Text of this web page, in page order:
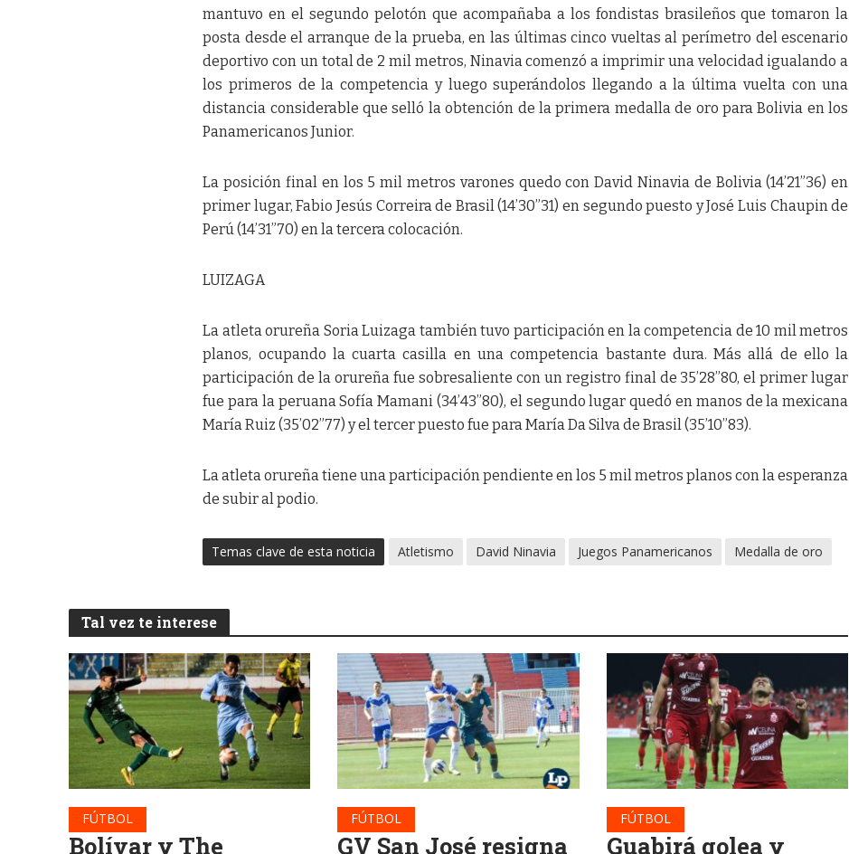
mantuvo en el segundo pelotón que acompañaba a los fondistas brasileños que tomaron la
posta desde el arranque de la prueba, en las últimas cinco vueltas al perímetro del escenario
deportivo con un total de 2 mil metros, Ninavia comenzó a imprimir una velocidad igualando a
los primeros de la competencia y luego superándolos llegando a la última vuelta con una
distancia considerable que selló la obtención de la primera medalla de oro para Bolivia en los
Panamericanos Junior.
La posición final en los 5 mil metros varones quedo con David Ninavia de Bolivia (14’21”36) en
primer lugar, Fabio Jesús Correira de Brasil (14’30”31) en segundo puesto y José Luis Chaupin de
Perú (14’31”70) en la tercera colocación.
LUIZAGA
La atleta orureña Soria Luizaga también tuvo participación en la competencia de 10 mil metros
planos, ocupando la cuarta casilla en una competencia bastante dura. Más allá de ello la
participación de la orureña fue sobresaliente con un registro final de 35’28”80, el primer lugar
fue para la peruana Sofía Mamani (34’43”80), el segundo lugar quedó en manos de la mexicana
María Ruiz (35’02”77) y el tercer puesto fue para María Da Silva de Brasil (35’10”83).
La atleta orureña tiene una participación pendiente en los 5 mil metros planos con la esperanza
de subir al podio.
Temas clave de esta noticia Atletismo David Ninavia Juegos Panamericanos Medalla de oro
Tal vez te interese
FÚTBOL
Bolívar y The
FÚTBOL
GV San José resigna
FÚTBOL
Guabirá golea y